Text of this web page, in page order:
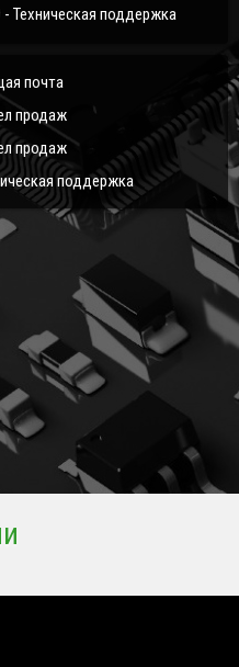
- Техническая поддержка
почта
продаж
продаж
поддержка